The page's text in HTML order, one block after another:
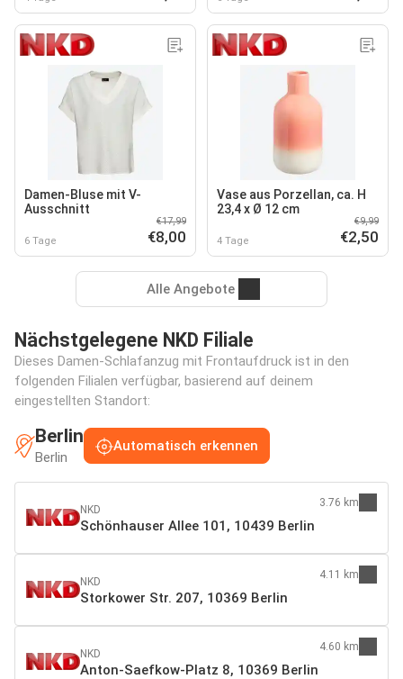
Damen-Bluse mit V-
Ausschnitt
6 Tage
€17,99
€8,00
Vase aus Porzellan, ca. H
23,4 x Ø 12 cm
4 Tage
€9,99
€2,50
Alle Angebote
Nächstgelegene NKD Filiale
Dieses Damen-Schlafanzug mit Frontaufdruck ist in den
folgenden Filialen verfügbar, basierend auf deinem
eingestellten Standort:
Berlin
Berlin
Automatisch erkennen
NKD
Schönhauser Allee 101, 10439 Berlin
3.76 km
NKD
Storkower Str. 207, 10369 Berlin
4.11 km
NKD
Anton-Saefkow-Platz 8, 10369 Berlin
4.60 km